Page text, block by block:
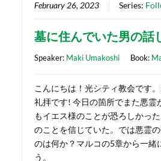
February 26, 2023 Series:
墓に住んでいた男の話
Speaker: Maki Umakoshi Book:
こんにちは！光シティ教会です
礼拝です! 今日の箇所でまた悪霊
もイエス様のことが恐ろしかっ
のことを信じていた。では悪霊
のは何か？マルコの5章から一緒
う。